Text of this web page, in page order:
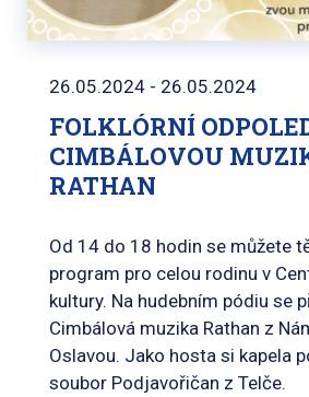
26.05.2024 - 26.05.2024
FOLKLÓRNÍ
CIMBÁLOVOU
RATHAN
Od 14 do 18 hodin se můžete
program pro celou rodinu v
kultury. Na hudebním pódiu se
Cimbálová muzika Rathan z
Oslavou. Jako hosta si kapela
soubor Podjavořičan z Telče.